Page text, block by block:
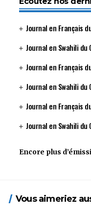
Journal en Français
Journal en Swahili du
Journal en Français
Journal en Swahili du
Journal en Français
Journal en Swahili du
Encore plus
Vous aimeriez